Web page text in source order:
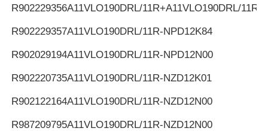
R902229356A11VLO190DRL/11R+A11VLO190DRL/11R
R902229357A11VLO190DRL/11R-NPD12K84
R902029194A11VLO190DRL/11R-NPD12N00
R902220735A11VLO190DRL/11R-NZD12K01
R902122164A11VLO190DRL/11R-NZD12N00
R987209795A11VLO190DRL/11R-NZD12N00